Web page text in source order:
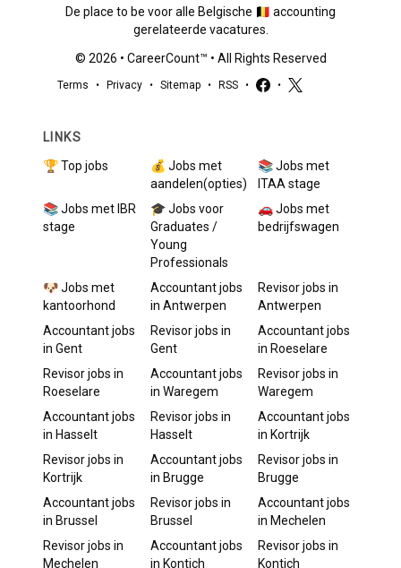
De place to be voor alle Belgische 🇧🇪 accounting
gerelateerde vacatures.
© 2026 • CareerCount™ • All Rights Reserved
Terms • Privacy • Sitemap • RSS • •
LINKS
🏆 Top jobs
💰 Jobs met
aandelen(opties)
📚 Jobs met
ITAA stage
📚 Jobs met IBR
stage
🎓 Jobs voor
Graduates /
Young
Professionals
🚗 Jobs met
bedrijfswagen
🐶 Jobs met
kantoorhond
Accountantjobs
in Antwerpen
Revisorjobs in
Antwerpen
Accountantjobs
in Gent
Revisorjobs in
Gent
Accountantjobs
in Roeselare
Revisorjobs in
Roeselare
Accountantjobs
in Waregem
Revisorjobs in
Waregem
Accountantjobs
in Hasselt
Revisorjobs in
Hasselt
Accountantjobs
in Kortrijk
Revisorjobs in
Kortrijk
Accountantjobs
in Brugge
Revisorjobs in
Brugge
Accountantjobs
in Brussel
Revisorjobs in
Brussel
Accountantjobs
in Mechelen
Revisorjobs in
Mechelen
Accountantjobs
in Kontich
Revisorjobs in
Kontich